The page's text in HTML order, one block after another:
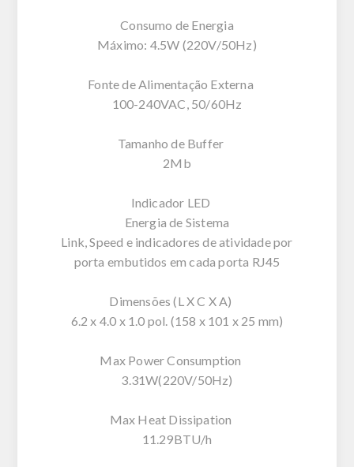
Consumo de Energia
Máximo: 4.5W (220V/50Hz)
Fonte de Alimentação Externa
100-240VAC, 50/60Hz
Tamanho de Buffer
2Mb
Indicador LED
Energia de Sistema
Link, Speed e indicadores de atividade por
porta embutidos em cada porta RJ45
Dimensões (L X C X A)
6.2 x 4.0 x 1.0 pol. (158 x 101 x 25 mm)
Max Power Consumption
3.31W(220V/50Hz)
Max Heat Dissipation
11.29BTU/h